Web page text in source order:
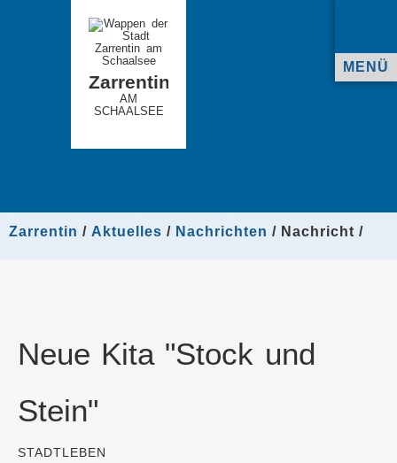
MENÜ
Zarrentin
AM
SCHAALSEE
Zarrentin Aktuelles Nachrichten Nachricht
Neue Kita "Stock und
Stein"
:
STADTLEBEN